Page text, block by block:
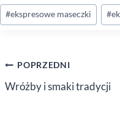
Tagi
wpisu:
#ekspresowe maseczki #
Nawigacja
wpisu
POPRZEDNI
Wróżby i smaki tradycji